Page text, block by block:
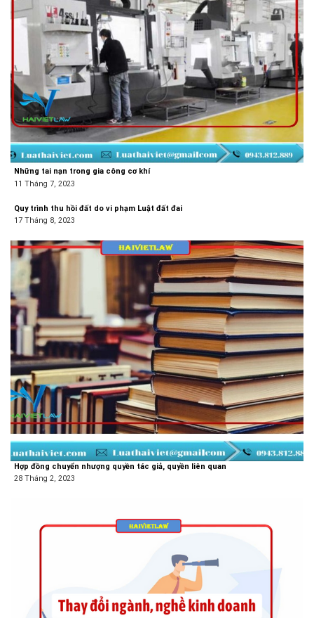
Những tai nạn trong gia công cơ khí
11 Tháng 7, 2023
Quy trình thu hồi đất do vi phạm Luật đất đai
17 Tháng 8, 2023
Hợp đồng chuyển nhượng quyền tác giả, quyền liên quan
28 Tháng 2, 2023